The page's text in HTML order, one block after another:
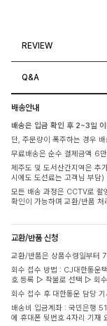
REVIEW
Q&A
배송안내
배송은 입금 확인 후 2~3일
단, 주문량이 폭주하는 경우
무료배송은 순수 결제금액 6
제주도 및 도서산간지역은
시에도 도선료는 고객님 부담)
모든 배송 과정은 CCTV로 촬
확인이 가능하며 교환/반품 처
교환/반품 신청
교환/반품은 상품수령일부터
회수 접수 방법 : CJ대한통
호 등록 ▷ 착불로 선택 ▷ 회
회수 접수 후 대한통운 담당
배송비 입금계좌 : 국민은행
에 휴대폰 뒷번호 4자리 기재